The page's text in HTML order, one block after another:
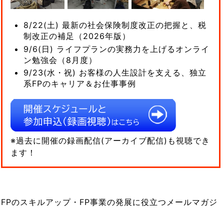
8/22(土) 最新の社会保険制度改正の把握と、税
制改正の補足（2026年版）
9/6(日) ライフプランの実務力を上げるオンライ
ン勉強会（8月度）
9/23(水・祝) お客様の人生設計を支える、独立
系FPのキャリア＆お仕事事例
※過去に開催の録画配信(アーカイブ配信)も視聴でき
ます！
FPのスキルアップ・FP事業の発展に役立つメールマガジ